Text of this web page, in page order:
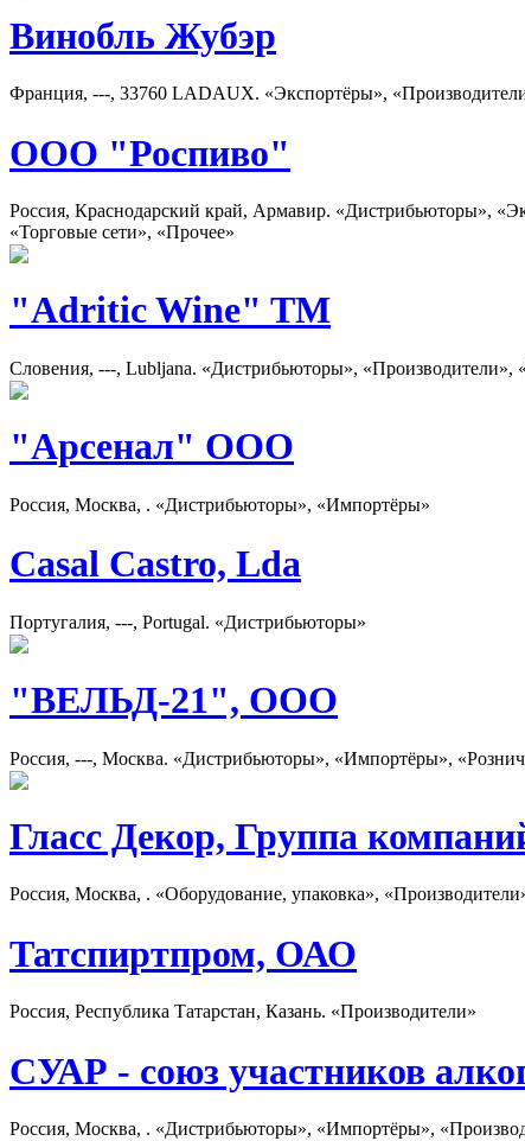
Винобль Жубэр
Франция, ---, 33760 LADAUX. «Экспортёры»,
ООО "Роспиво"
Россия, Краснодарский край, Армавир. «Дистрибьюторы»,
«Торговые сети», «Прочее»
"Adritic Wine" TM
Словения, ---, Lubljana. «Дистрибьюторы», «Производители»,
"Арсенал" ООО
Россия, Москва, . «Дистрибьюторы», «Импортёры»
Casal Castro, Lda
Португалия, ---, Portugal. «Дистрибьюторы»
"ВЕЛЬД-21", ООО
Россия, ---, Москва. «Дистрибьюторы», «Импортёры»,
Гласс Декор, Группа
Россия, Москва, . «Оборудование, упаковка»,
Татспиртпром, ОАО
Россия, Республика Татарстан, Казань. «Производители»
СУАР - союз участников
Россия, Москва, . «Дистрибьюторы», «Импортёры»,